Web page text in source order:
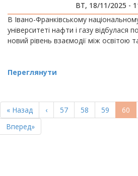
ВТ, 18/11/2025 -
В Івано-Франківському
університеті нафти і газу відбулася
новий рівень взаємодії між освітою
Переглянути
НА
СТОРІНКИ
Перша
сторінка
« Назад
Попередня
сторінка
‹ Page
57 Page
58 Page
59 60
Остання
сторінка
Вперед»